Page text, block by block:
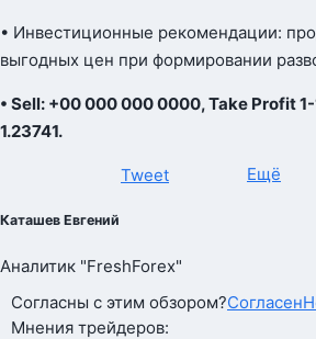
• Инвестиционные рекомендации:
выгодных цен при формировании
• Sell: +00 000 000 0000, Take Profit
1.23741.
Tweet Ещё
Каташев Евгений
Аналитик "FreshForex"
Согласны с этим обзором?Согласен
Мнения трейдеров: